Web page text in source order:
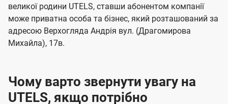
великої родини UTELS, ставши абонентом компанії
може приватна особа та бізнес, який розташований за
адресою Верхогляда Андрія вул. (Драгомирова
Михайла), 17в.
Чому варто звернути увагу на
UTELS, якщо потрібно